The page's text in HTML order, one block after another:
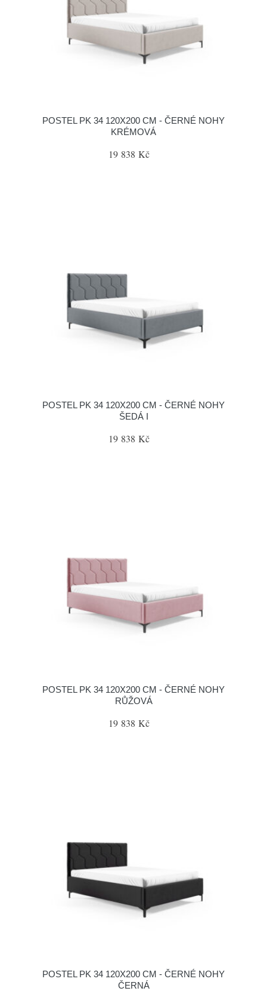
POSTEL PK 34 120X200 CM - ČERNÉ NOHY
KRÉMOVÁ
19 838 Kč
POSTEL PK 34 120X200 CM - ČERNÉ NOHY
ŠEDÁ I
19 838 Kč
POSTEL PK 34 120X200 CM - ČERNÉ NOHY
RŮŽOVÁ
19 838 Kč
POSTEL PK 34 120X200 CM - ČERNÉ NOHY
ČERNÁ